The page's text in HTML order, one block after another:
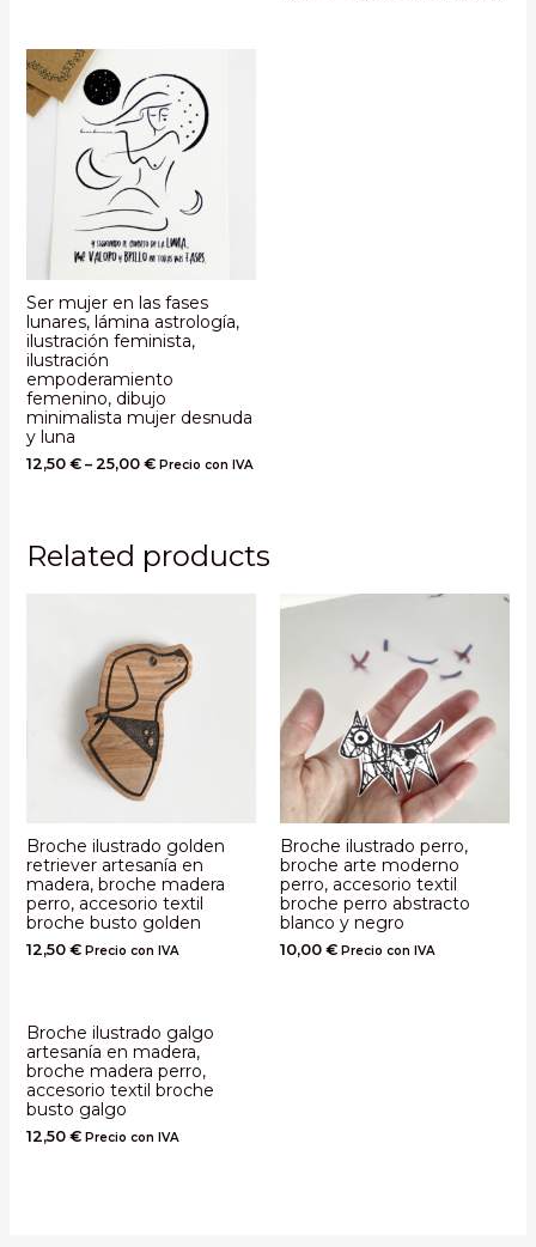
Ser mujer en las fases
lunares, lámina astrología,
ilustración feminista,
ilustración
empoderamiento
femenino, dibujo
minimalista mujer desnuda
y luna
12,50 €– 25,00 € Precio con IVA
Related products
Broche ilustrado golden
retriever artesanía en
madera, broche madera
perro, accesorio textil
broche busto golden
12,50 € Precio con IVA
Broche ilustrado perro,
broche arte moderno
perro, accesorio textil
broche perro abstracto
blanco y negro
10,00 € Precio con IVA
Broche ilustrado galgo
artesanía en madera,
broche madera perro,
accesorio textil broche
busto galgo
12,50 € Precio con IVA